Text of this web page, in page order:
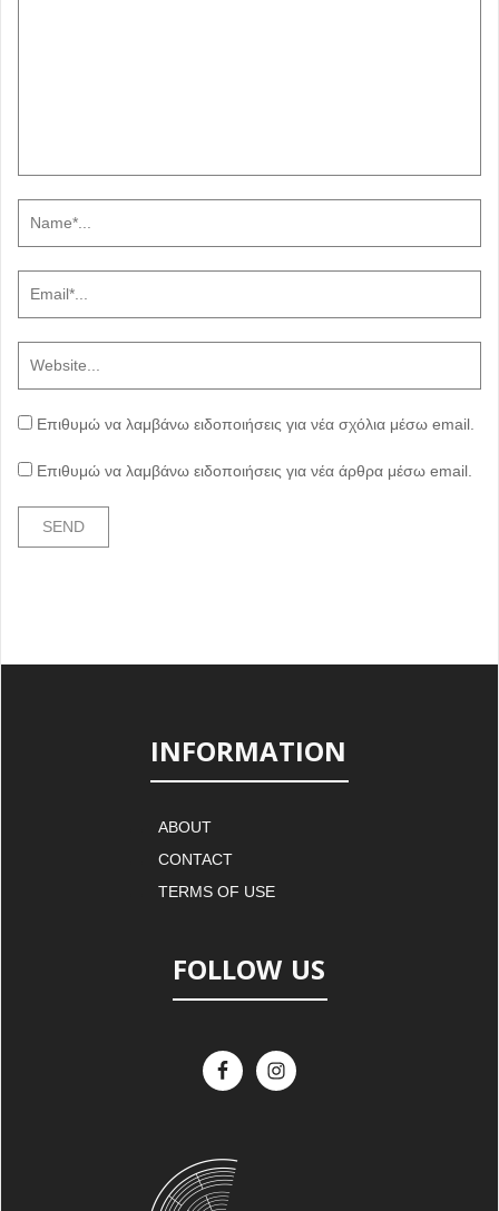
Επιθυμώ να λαμβάνω ειδοποιήσεις για νέα σχόλια μέσω email.
Επιθυμώ να λαμβάνω ειδοποιήσεις για νέα άρθρα μέσω email.
INFORMATION
ABOUT
CONTACT
TERMS OF USE
FOLLOW US